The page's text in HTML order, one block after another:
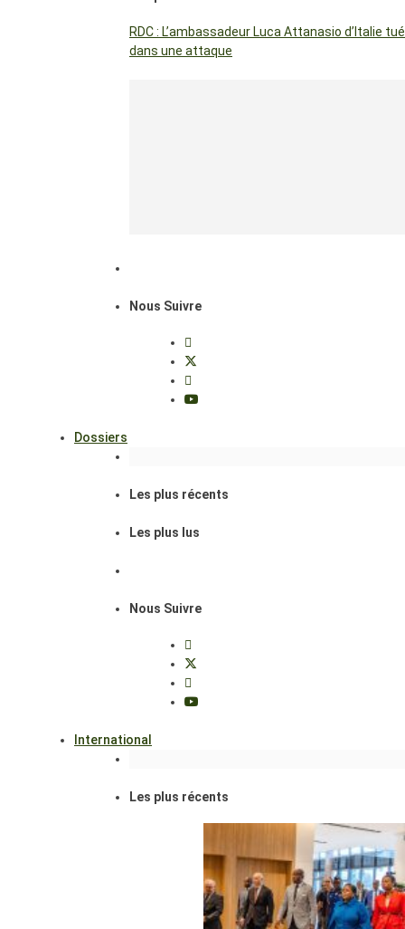
RDC : L’ambassadeur Luca Attanasio d’Italie tué
dans une attaque
Nous Suivre
Dossiers
Les plus récents
Les plus lus
Nous Suivre
International
Les plus récents